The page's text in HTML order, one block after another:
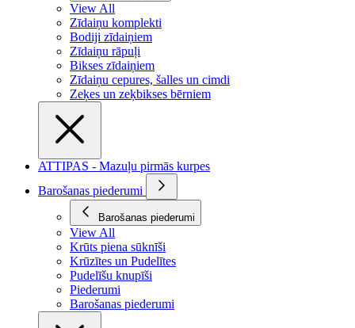
View All
Zīdaiņu komplekti
Bodiji zīdaiņiem
Zīdaiņu rāpuļi
Bikses zīdaiņiem
Zīdaiņu cepures, šalles un cimdi
Zeķes un zeķbikses bērniem
ATTIPAS - Mazuļu pirmās kurpes
Barošanas piederumi
Barošanas piederumi
View All
Krūts piena sūknīši
Krūzītes un Pudelītes
Pudelīšu knupīši
Piederumi
Barošanas piederumi